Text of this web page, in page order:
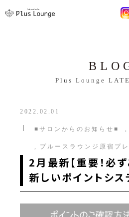
Plus Lounge
2022.02.01
■サロンからのお知らせ■
プルースラウンジ原宿プレ
2月最新【重要！必
新しいポイントシ